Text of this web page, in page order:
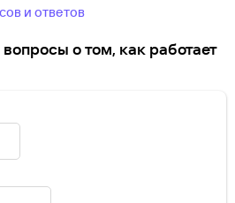
и ответов
о том, как работает